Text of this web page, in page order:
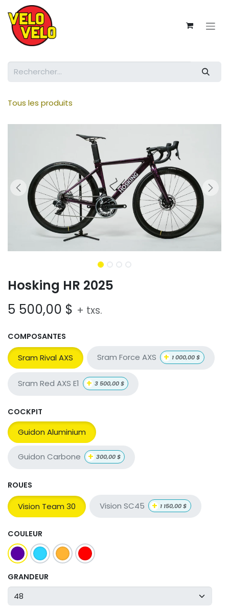
Se rendre au contenu
Tous les produits
Hosking HR 2025
5 500,00 $ + txs.
COMPOSANTES
Sram Rival AXS Sram Force AXS + 1 000,00$
Sram Red AXS E1 + 3 500,00$
COCKPIT
Guidon Aluminium
Guidon Carbone + 300,00$
ROUES
Vision Team 30 Vision SC45 + 1 150,00$
COULEUR
GRANDEUR